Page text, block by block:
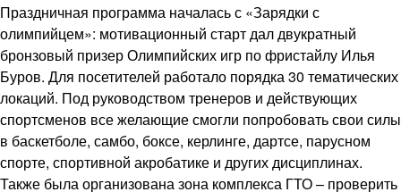
Праздничная программа началась с «Зарядки с
олимпийцем»: мотивационный старт дал двукратный
бронзовый призер Олимпийских игр по фристайлу Илья
Буров. Для посетителей работало порядка 30 тематических
локаций. Под руководством тренеров и действующих
спортсменов все желающие смогли попробовать свои силы
в баскетболе, самбо, боксе, керлинге, дартсе, парусном
спорте, спортивной акробатике и других дисциплинах.
Также была организована зона комплекса ГТО – проверить